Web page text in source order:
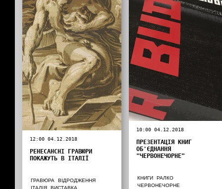
12:00 04.12.2018
РЕНЕСАНСНІ ГРАВЮРИ
ПОКАЖУТЬ В ІТАЛІЇ
ГРАВЮРА
ВІДРОДЖЕННЯ
10:00 04.12.2018
ПРЕЗЕНТАЦІЯ КНИГ
ОБ'ЄДНАННЯ
"ЧЕРВОНЕЧОРНЕ"
КНИГИ
РАЛКО
ЧЕРВОНЕЧОРНЕ